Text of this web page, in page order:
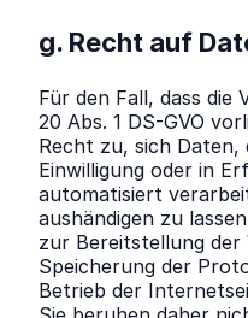
g. Recht auf
Für den Fall, dass die
20 Abs. 1 DS-GVO
Recht zu, sich
Einwilligung oder in
automatisiert
aushändigen zu
zur Bereitstellung der
Speicherung der
Betrieb der